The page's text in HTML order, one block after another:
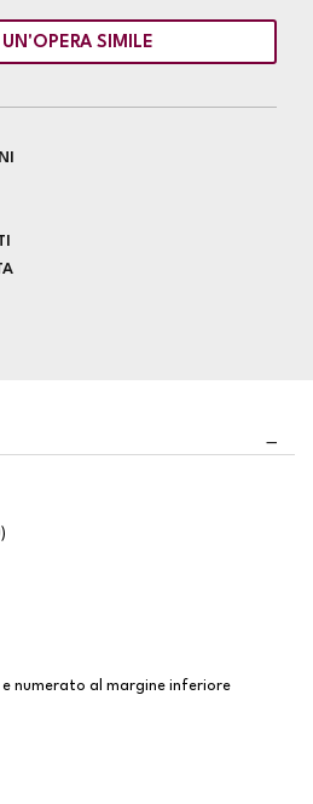
SIMILE
numerato al margine inferiore